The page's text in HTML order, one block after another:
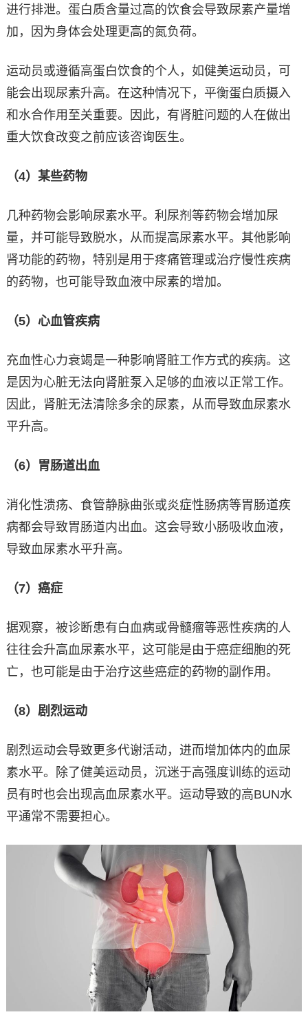
进行排泄。蛋白质含量过高的饮食会导致尿素产量增
加，因为身体会处理更高的氮负荷。
运动员或遵循高蛋白饮食的个人，如健美运动员，可
能会出现尿素升高。在这种情况下，平衡蛋白质摄入
和水合作用至关重要。因此，有肾脏问题的人在做出
重大饮食改变之前应该咨询医生。
（4）某些药物
几种药物会影响尿素水平。利尿剂等药物会增加尿
量，并可能导致脱水，从而提高尿素水平。其他影响
肾功能的药物，特别是用于疼痛管理或治疗慢性疾病
的药物，也可能导致血液中尿素的增加。
（5）心血管疾病
充血性心力衰竭是一种影响肾脏工作方式的疾病。这
是因为心脏无法向肾脏泵入足够的血液以正常工作。
因此，肾脏无法清除多余的尿素，从而导致血尿素水
平升高。
（6）胃肠道出血
消化性溃疡、食管静脉曲张或炎症性肠病等胃肠道疾
病都会导致胃肠道内出血。这会导致小肠吸收血液，
导致血尿素水平升高。
（7）癌症
据观察，被诊断患有白血病或骨髓瘤等恶性疾病的人
往往会升高血尿素水平，这可能是由于癌症细胞的死
亡，也可能是由于治疗这些癌症的药物的副作用。
（8）剧烈运动
剧烈运动会导致更多代谢活动，进而增加体内的血尿
素水平。除了健美运动员，沉迷于高强度训练的运动
员有时也会出现高血尿素水平。运动导致的高BUN水
平通常不需要担心。